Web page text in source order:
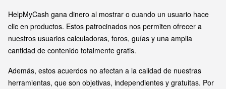
HelpMyCash gana dinero al mostrar o cuando un usuario hace
clic en productos. Estos patrocinados nos permiten ofrecer a
nuestros usuarios calculadoras, foros, guías y una amplia
cantidad de contenido totalmente gratis.
Además, estos acuerdos no afectan a la calidad de nuestras
herramientas, que son objetivas, independientes y gratuitas. Por